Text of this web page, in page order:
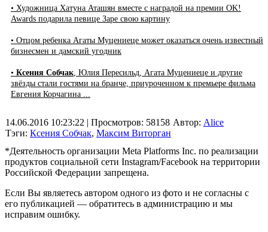
• Художница Хатуна Аташян вместе с наградой на премии OK!
Awards подарила певице Заре свою картину
• Отцом ребенка Агаты Муцениеце может оказаться очень известный
бизнесмен и дамский угодник
• Ксения Собчак, Юлия Пересильд, Агата Муцениеце и другие
звёзды стали гостями на бранче, приуроченном к премьере фильма
Евгения Корчагина ...
14.06.2016 10:23:22 | Просмотров: 58158
Тэги: Ксения Собчак, Максим Виторган
Автор: Alice
*Деятельность организации Meta Platforms Inc. по реализации
продуктов социальной сети Instagram/Facebook на территории
Российской Федерации запрещена.
Если Вы являетесь автором одного из фото и не согласны с
его публикацией — обратитесь в администрацию и мы
исправим ошибку.